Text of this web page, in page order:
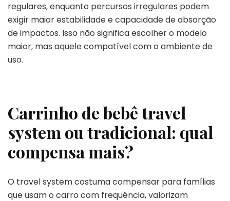
regulares, enquanto percursos irregulares podem
exigir maior estabilidade e capacidade de absorção
de impactos. Isso não significa escolher o modelo
maior, mas aquele compatível com o ambiente de
uso.
Carrinho de bebê travel
system ou tradicional: qual
compensa mais?
O travel system costuma compensar para famílias
que usam o carro com frequência, valorizam